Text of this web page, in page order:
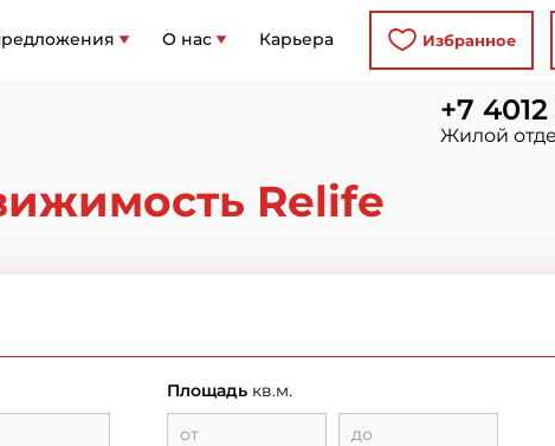
О нас Карьера Избранное
+7
Жилой
Relife
Площадь кв.м.